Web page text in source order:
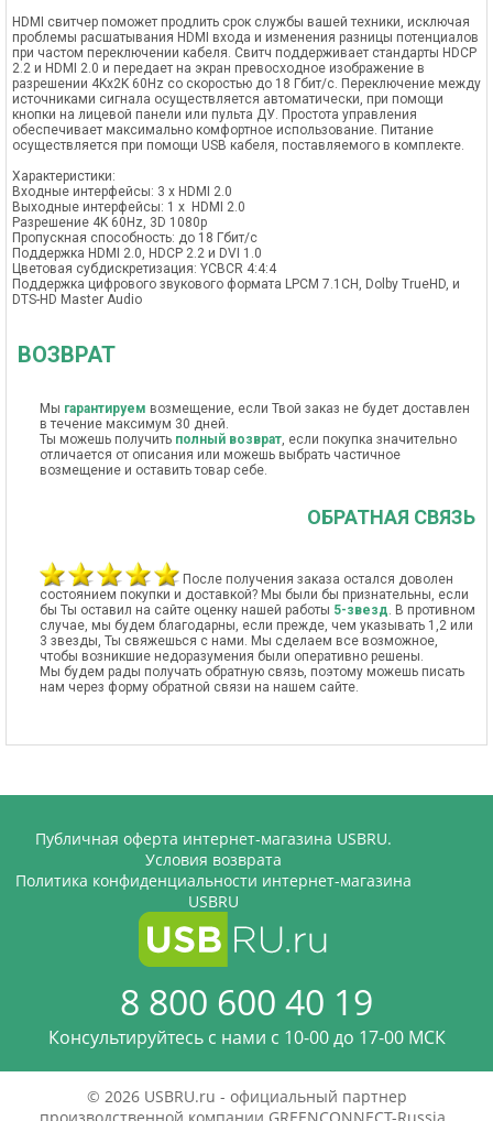
HDMI свитчер поможет продлить срок службы вашей техники, исключая
проблемы расшатывания HDMI входа и изменения разницы потенциалов
при частом переключении кабеля. Свитч поддерживает стандарты HDCP
2.2 и HDMI 2.0 и передает на экран превосходное изображение в
разрешении 4Kx2K 60Hz со скоростью до 18 Гбит/с. Переключение между
источниками сигнала осуществляется автоматически, при помощи
кнопки на лицевой панели или пульта ДУ. Простота управления
обеспечивает максимально комфортное использование. Питание
осуществляется при помощи USB кабеля, поставляемого в комплекте.
Характеристики:
Входные интерфейсы: 3 x HDMI 2.0
Выходные интерфейсы: 1 x HDMI 2.0
Разрешение 4K 60Hz, 3D 1080p
Пропускная способность: до 18 Гбит/c
Поддержка HDMI 2.0, HDCP 2.2 и DVI 1.0
Цветовая субдискретизация: YCBCR 4:4:4
Поддержка цифрового звукового формата LPCM 7.1CH, Dolby TrueHD, и
DTS-HD Master Audio
ВОЗВРАТ
Мы гарантируем возмещение, если Твой заказ не будет доставлен
в течение максимум 30 дней.
Ты можешь получить полный возврат, если покупка значительно
отличается от описания или можешь выбрать частичное
возмещение и оставить товар себе.
ОБРАТНАЯ СВЯЗЬ
После получения заказа остался доволен
состоянием покупки и доставкой? Мы были бы признательны, если
бы Ты оставил на сайте оценку нашей работы 5-звезд. В противном
случае, мы будем благодарны, если прежде, чем указывать 1,2 или
3 звезды, Ты свяжешься с нами. Мы сделаем все возможное,
чтобы возникшие недоразумения были оперативно решены.
Мы будем рады получать обратную связь, поэтому можешь писать
нам через форму обратной связи на нашем сайте.
Публичная оферта интернет-магазина USBRU.
Условия возврата
Политика конфиденциальности интернет-магазина
USBRU
8 800 600 40 19
Консультируйтесь с нами c 10-00 до 17-00 МСК
© 2026 USBRU.ru - официальный партнер